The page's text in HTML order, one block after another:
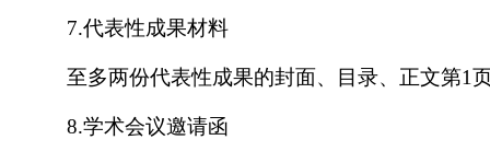
7.代表性成果材料
至多两份代表性成果的封面、目录、正文第1
8.学术会议邀请函